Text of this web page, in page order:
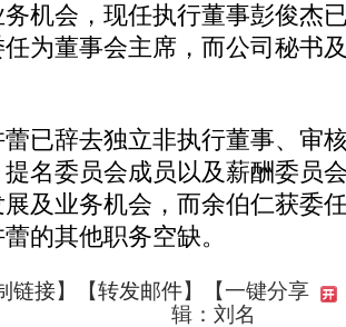
机会，现任执行董事彭俊杰
为董事会主席，而公司秘书
辞去独立非执行董事、审
名委员会成员以及薪酬委员
及业务机会，而余伯仁获委
的其他职务空缺。
链接】【转发邮件】
【一键分享
辑：刘名